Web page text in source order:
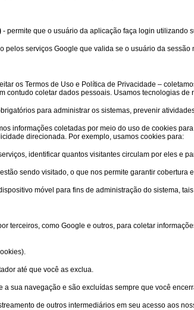
- permite que o usuário da aplicação faça login utilizando
pelos serviços Google que valida se o usuário da sessão
os Termos de Uso e Política de Privacidade –
contudo coletar dados pessoais. Usamos tecnologias
para administrar os sistemas, prevenir
informações coletadas por meio do uso de cookies
direcionada. Por exemplo, usamos cookies para:
identificar quantos visitantes circulam por eles e
sendo visitado, o que nos permite garantir cobertura
móvel para fins de administração do sistema,
terceiros, como Google e outros, para coletar
até que você as exclua.
a sua navegação e são excluídas sempre que você
de outros intermediários em seu acesso aos